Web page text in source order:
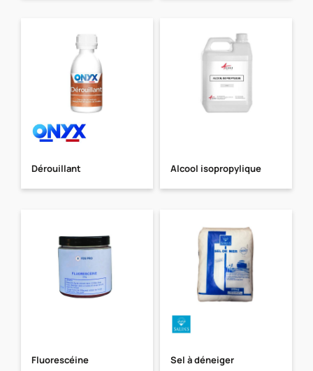
Dérouillant Alcool isopropylique
Fluorescéine Sel à déneiger